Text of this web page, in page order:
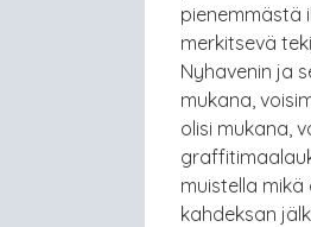
pienemmästä
merkitsevä
Nyhavenin ja
mukana,
olisi mukana,
muistella
kahdeksan